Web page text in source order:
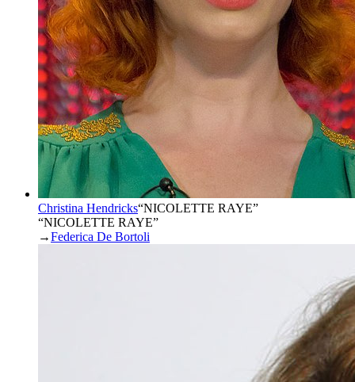
Christina Hendricks“NICOLETTE RAYE”
“NICOLETTE RAYE”
→Federica De Bortoli